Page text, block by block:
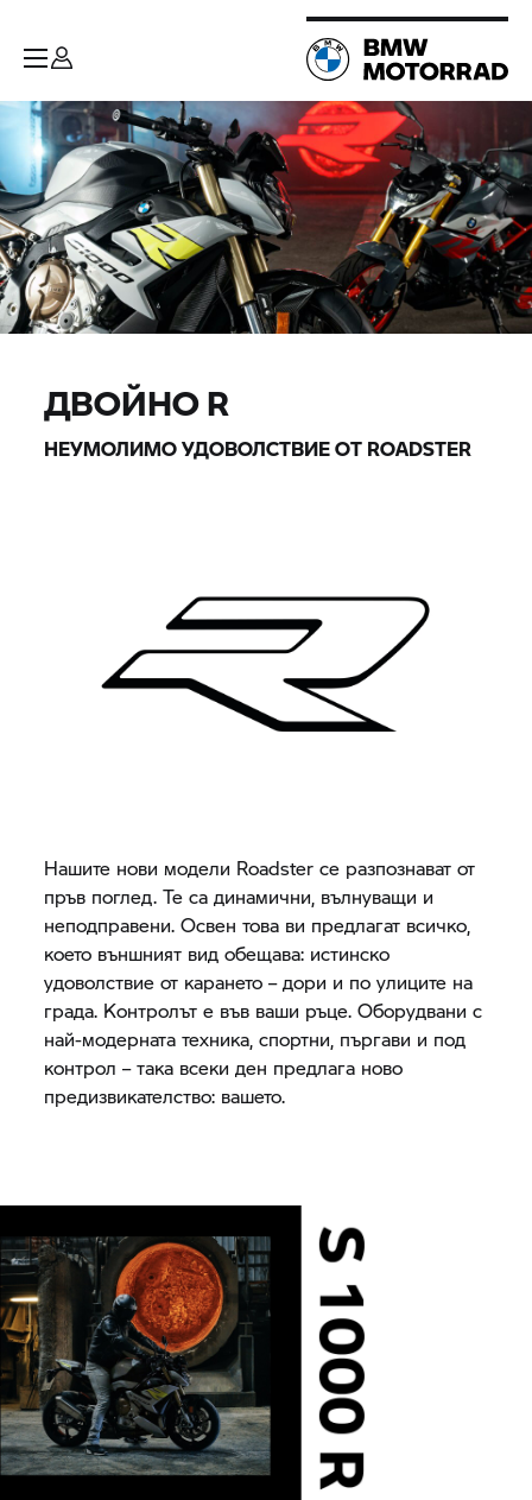
ДВОЙНО R
НЕУМОЛИМО УДОВОЛСТВИЕ ОТ ROADSTER
Нашите нови модели Roadster се разпознават от
пръв поглед. Те са динамични, вълнуващи и
неподправени. Освен това ви предлагат всичко,
което външният вид обещава: истинско
удоволствие от карането – дори и по улиците на
града. Контролът е във ваши ръце. Оборудвани с
най-модерната техника, спортни, пъргави и под
контрол – така всеки ден предлага ново
предизвикателство: вашето.